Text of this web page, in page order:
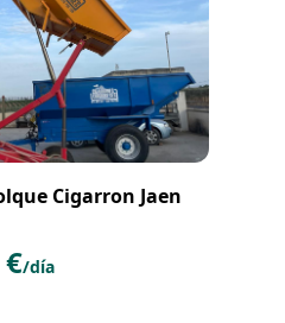
Cigarron Jaen
/día